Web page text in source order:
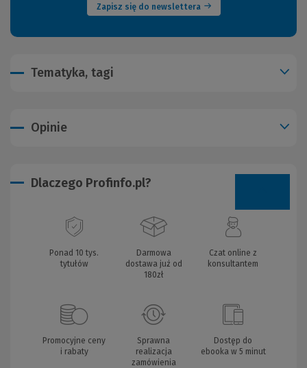
Zapisz się do newslettera
Tematyka, tagi
Opinie
Dlaczego Profinfo.pl?
Ponad 10 tys.
tytułów
Darmowa
dostawa już od
180zł
Czat online z
konsultantem
Promocyjne ceny
i rabaty
Sprawna
realizacja
zamówienia
Dostęp do
ebooka w 5 minut